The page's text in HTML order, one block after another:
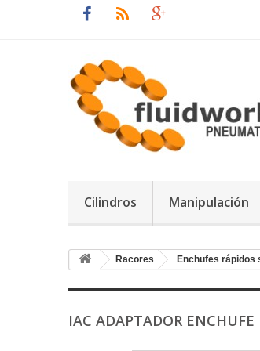
Cilindros Manipulación
Racores Enchufes rápidos
IAC ADAPTADOR